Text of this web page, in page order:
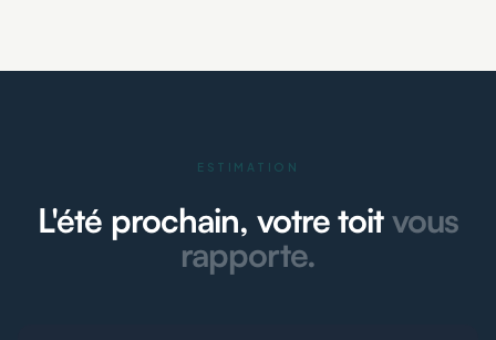
ESTIMATION
L'été prochain, votre toitvous
rapporte.